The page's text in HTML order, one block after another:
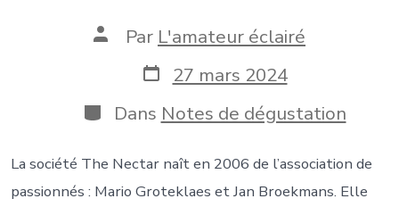
Auteur
publication
Par L'amateur éclairé
Date
de
publication
27 mars 2024
Catégories
Dans Notes de dégustation
La société The Nectar naît en 2006 de l’association de
passionnés : Mario Groteklaes et Jan Broekmans. Elle